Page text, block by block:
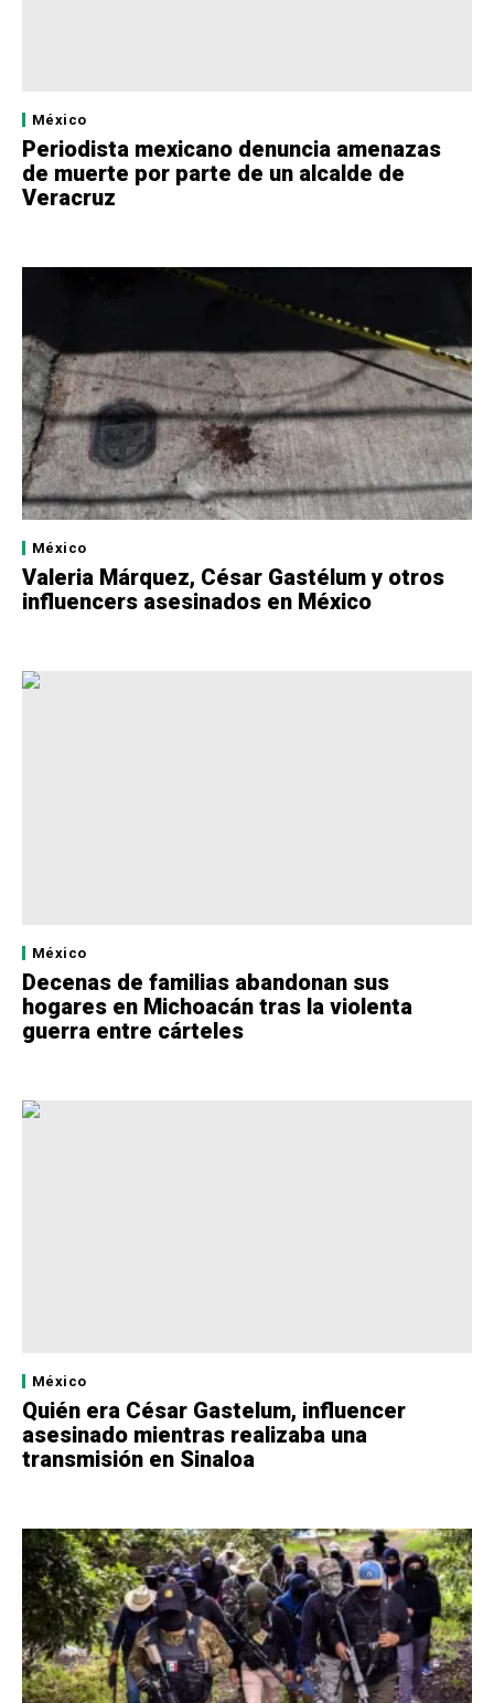
México
Periodista mexicano denuncia amenazas
de muerte por parte de un alcalde de
Veracruz
México
Valeria Márquez, César Gastélum y otros
influencers asesinados en México
México
Decenas de familias abandonan sus
hogares en Michoacán tras la violenta
guerra entre cárteles
México
Quién era César Gastelum, influencer
asesinado mientras realizaba una
transmisión en Sinaloa